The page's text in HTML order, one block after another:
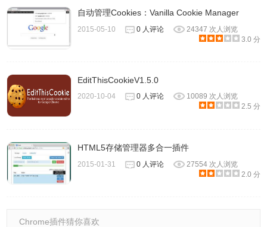
自动管理Cookies：Vanilla Cookie Manager
2015-05-10 0 人评论
24347 次人浏览
3.0 分
EditThisCookieV1.5.0
2020-10-04 0 人评论
10089 次人浏览
2.5 分
HTML5存储管理器多合一插件
2015-01-31 0 人评论
27554 次人浏览
2.0 分
Chrome插件猜你喜欢